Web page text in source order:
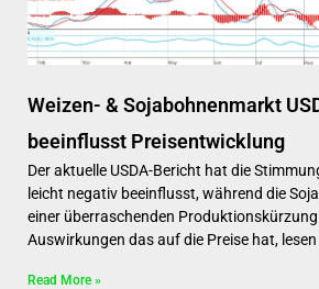
Weizen- & Sojabohnenmarkt
beeinflusst Preisentwicklung
Der aktuelle USDA-Bericht hat die
leicht negativ beeinflusst, während die
einer überraschenden
Auswirkungen das auf die Preise hat, lesen
Read More »